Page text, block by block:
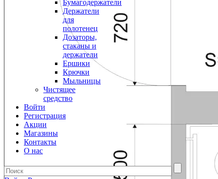
Бумагодержатели
Держатели
для
полотенец
Дозаторы,
стаканы и
держатели
Ершики
Крючки
Мыльницы
Чистящее
средство
Войти
Регистрация
Акции
Магазины
Контакты
О нас